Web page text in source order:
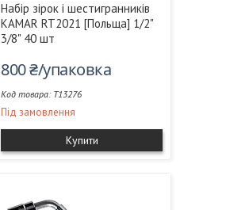
Набір зірок і шестигранників
KAMAR RT2021 [Польща] 1/2"
3/8" 40 шт
800 ₴/упаковка
T13276
Під замовлення
Купити